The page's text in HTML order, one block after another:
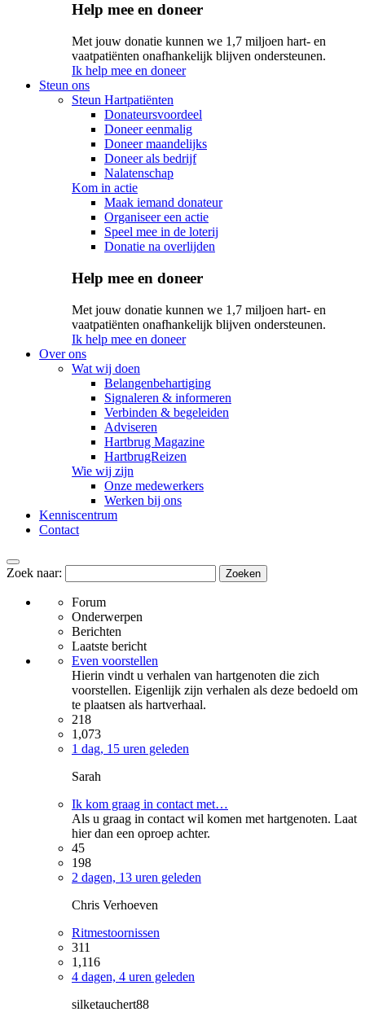
Help mee en doneer
Met jouw donatie kunnen we 1,7 miljoen hart- en
vaatpatiënten onafhankelijk blijven ondersteunen.
Ik help mee en doneer
Steun ons
Steun Hartpatiënten
Donateursvoordeel
Doneer eenmalig
Doneer maandelijks
Doneer als bedrijf
Nalatenschap
Kom in actie
Maak iemand donateur
Organiseer een actie
Speel mee in de loterij
Donatie na overlijden
Help mee en doneer
Met jouw donatie kunnen we 1,7 miljoen hart- en
vaatpatiënten onafhankelijk blijven ondersteunen.
Ik help mee en doneer
Over ons
Wat wij doen
Belangenbehartiging
Signaleren & informeren
Verbinden & begeleiden
Adviseren
Hartbrug Magazine
HartbrugReizen
Wie wij zijn
Onze medewerkers
Werken bij ons
Kenniscentrum
Contact
Zoek naar:
Forum
Onderwerpen
Berichten
Laatste bericht
Even voorstellen
Hierin vindt u verhalen van hartgenoten die zich
voorstellen. Eigenlijk zijn verhalen als deze bedoeld om
te plaatsen als hartverhaal.
218
1,073
1 dag, 15 uren geleden
Sarah
Ik kom graag in contact met…
Als u graag in contact wil komen met hartgenoten. Laat
hier dan een oproep achter.
45
198
2 dagen, 13 uren geleden
Chris Verhoeven
Ritmestoornissen
311
1,116
4 dagen, 4 uren geleden
silketauchert88